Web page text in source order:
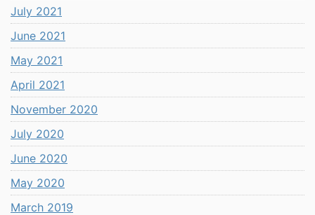
July 2021
June 2021
May 2021
April 2021
November 2020
July 2020
June 2020
May 2020
March 2019